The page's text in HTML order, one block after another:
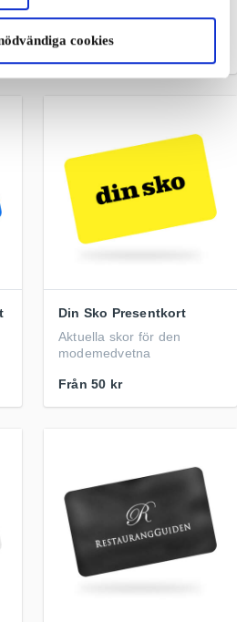
cookies
Norden
Från
Din Sko Presentkort
Aktuella skor för den
modemedvetna
Från 50 kr